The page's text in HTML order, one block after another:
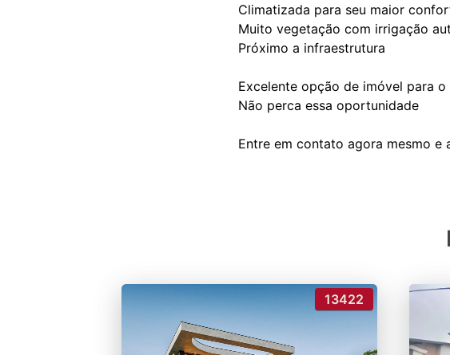
Climatizada para seu maior
Muito vegetação com irrigação
Próximo a infraestrutura
Excelente opção de imóvel para
Não perca essa oportunidade
13422